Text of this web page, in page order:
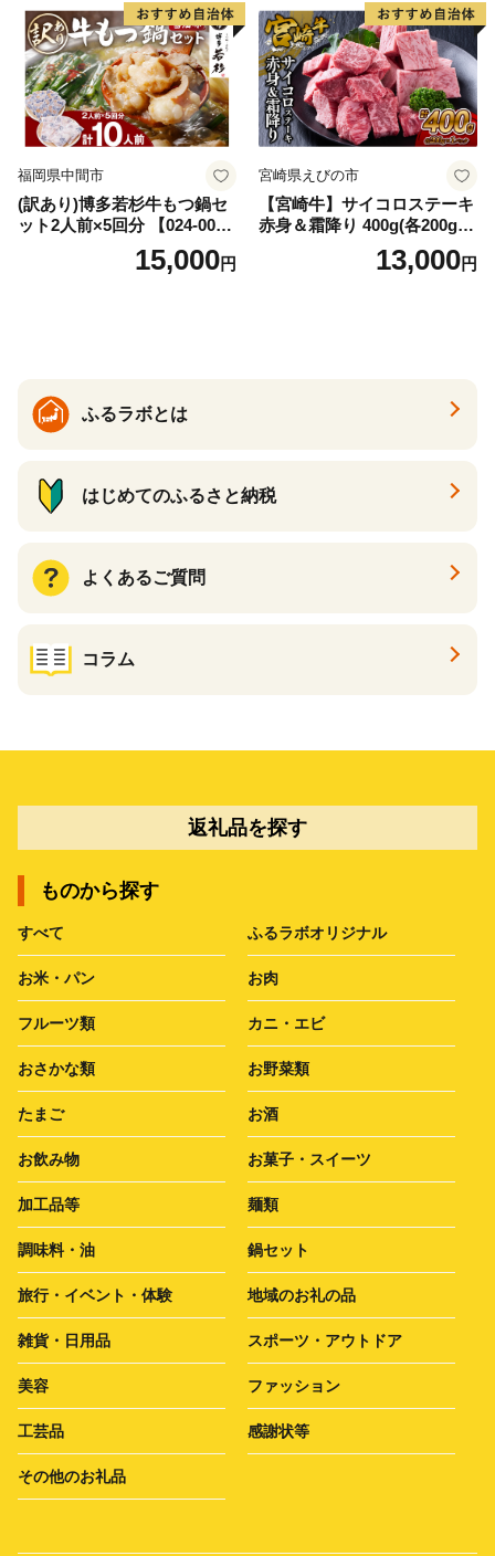
福岡県中間市
(訳あり)博多若杉牛もつ鍋セ
ット2人前×5回分 【024-002
15,000円
宮崎県えびの市
【宮崎牛】サイコロステーキ
赤身＆霜降り 400g(各200g×
１P 計2P) 真空パック 冷凍
13,000円
ふるラボとは
はじめてのふるさと納税
よくあるご質問
コラム
返礼品を探す
ものから探す
すべて ふるラボオリジナル
お米・パン お肉
フルーツ類 カニ・エビ
おさかな類 お野菜類
たまご お酒
お飲み物 お菓子・スイーツ
加工品等 麺類
調味料・油 鍋セット
旅行・イベント・体験 地域のお礼の品
雑貨・日用品 スポーツ・アウトドア
美容 ファッション
工芸品 感謝状等
その他のお礼品